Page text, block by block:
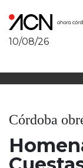
10/08/26
Córdoba